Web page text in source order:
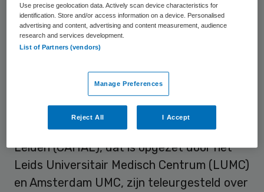
belangrijk is. Hierdoor doen de twee
overgebleven umc’s de ingrepen vaker, wat
het niveau kan verbeteren.
Gevolgen voor andere zorg
Het UMC Utrecht en het Centrum voor
Aangeboren Hartafwijkingen Amsterdam-
Leiden (CAHAL), dat is opgezet door het
Leids Universitair Medisch Centrum (LUMC)
en Amsterdam UMC, zijn teleurgesteld over
Use precise geolocation data. Actively scan device characteristics for
identification. Store and/or access information on a device. Personalised
advertising and content, advertising and content measurement, audience
research and services development.
List of Partners (vendors)
Manage Preferences
Reject All I Accept